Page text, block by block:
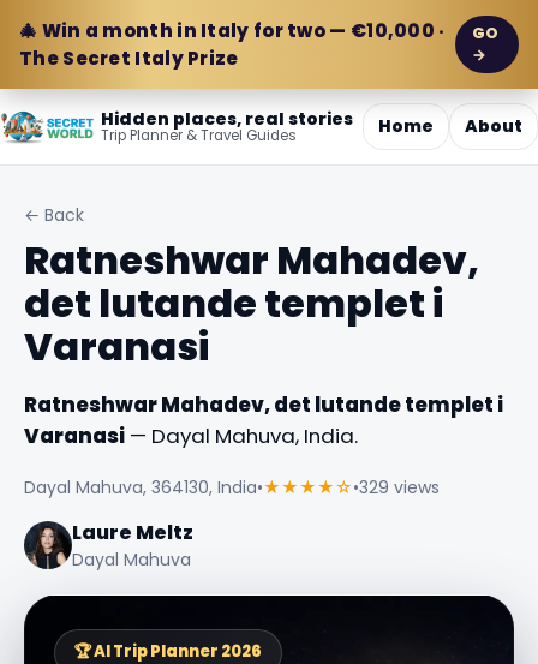
🎄 Win a month in Italy for two — €10,000 ·
The Secret Italy Prize
GO
→
Hidden places, real stories
Trip Planner & Travel Guides Home About
← Back
Ratneshwar Mahadev,
det lutande templet i
Varanasi
Ratneshwar Mahadev, det lutande templet i
Varanasi — Dayal Mahuva, India.
Dayal Mahuva, 364130, India•★★★★☆•329 views
Laure Meltz
Dayal Mahuva
🏆 AI Trip Planner 2026